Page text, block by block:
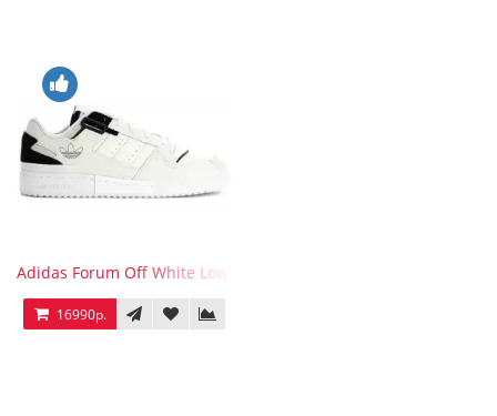
Adidas Forum Off White Low White Black
16990р.